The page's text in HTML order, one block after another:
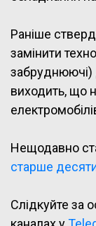
Раніше
замінити
забруднюючі)
виходить, що
Нещодавно
старше
Слідкуйте за